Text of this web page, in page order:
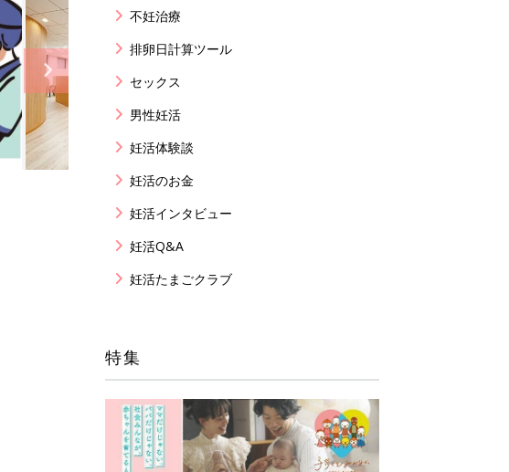
不妊治療
排卵日計算ツール
セックス
男性妊活
妊活体験談
妊活のお金
妊活インタビュー
妊活Q&A
妊活たまごクラブ
特集